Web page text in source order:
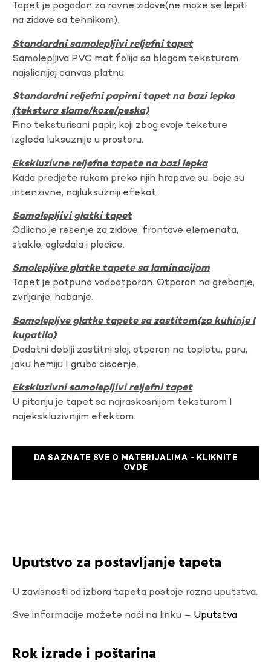
Tapet je pogodan za ravne zidove(ne moze se lepiti
na zidove sa tehnikom).
Standardni samolepljivi reljefni tapet
Samolepljiva PVC mat folija sa blagom teksturom
najslicnijoj canvas platnu.
Standardni reljefni papirni tapet na bazi lepka
(tekstura slame/koze/peska)
Fino teksturisani papir, koji zbog svoje teksture
izgleda luksuznije u prostoru.
Ekskluzivne reljefne tapete na bazi lepka
Kada predjete rukom preko njih hrapave su, boje su
intenzivne, najluksuzniji efekat.
Samolepljivi glatki tapet
Odlicno je resenje za zidove, frontove elemenata,
staklo, ogledala i plocice.
Smolepljive glatke tapete sa laminacijom
Tapet je potpuno vodootporan. Otporan na grebanje,
zvrljanje, habanje.
Samolepljve glatke tapete sa zastitom(za kuhinje I
kupatila)
Dodatni deblji zastitni sloj, otporan na toplotu, paru,
jaku hemiju I grubo ciscenje.
Ekskluzivni samolepljivi reljefni tapet
U pitanju je tapet sa najraskosnijom teksturom I
najekskluzivnijim efektom.
DA SAZNATE SVE O MATERIJALIMA - KLIKNITE
OVDE
Uputstvo za postavljanje tapeta
U zavisnosti od izbora tapeta postoje razna uputstva.
Sve informacije možete naći na linku – Uputstva
Rok izrade i poštarina